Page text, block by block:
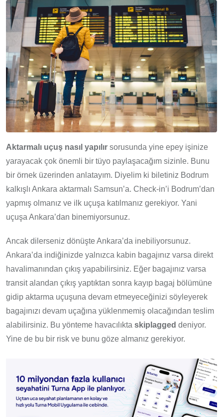
Aktarmalı uçuş nasıl yapılır sorusunda yine epey işinize
yarayacak çok önemli bir tüyo paylaşacağım sizinle. Bunu
bir örnek üzerinden anlatayım. Diyelim ki biletiniz Bodrum
kalkışlı Ankara aktarmalı Samsun’a. Check-in’i Bodrum’dan
yapmış olmanız ve ilk uçuşa katılmanız gerekiyor. Yani
uçuşa Ankara’dan binemiyorsunuz.
Ancak dilerseniz dönüşte Ankara’da inebiliyorsunuz.
Ankara’da indiğinizde yalnızca kabin bagajınız varsa direkt
havalimanından çıkış yapabilirsiniz. Eğer bagajınız varsa
transit alandan çıkış yaptıktan sonra kayıp bagaj bölümüne
gidip aktarma uçuşuna devam etmeyeceğinizi söyleyerek
bagajınızı devam uçağına yüklenmemiş olacağından teslim
alabilirsiniz. Bu yönteme havacılıkta skiplagged deniyor.
Yine de bu bir risk ve bunu göze almanız gerekiyor.